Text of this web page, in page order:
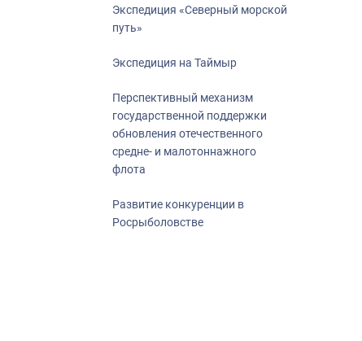
Экспедиция «Северный морской
путь»
Экспедиция на Таймыр
Перспективный механизм
государственной поддержки
обновления отечественного
средне- и малотоннажного
флота
Развитие конкуренции в
Росрыболовстве